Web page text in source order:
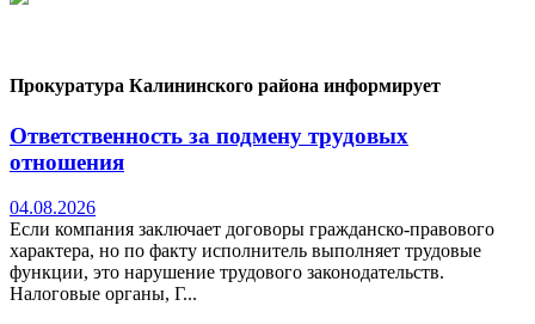
Прокуратура Калининского района информирует
Ответственность за подмену трудовых
отношения
04.08.2026
Если компания заключает договоры гражданско-правового
характера, но по факту исполнитель выполняет трудовые
функции, это нарушение трудового законодательств.
Налоговые органы, Г...